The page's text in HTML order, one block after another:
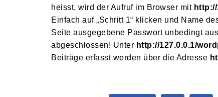
heisst, wird der Aufruf im Browser mit
Einfach auf „Schritt 1“ klicken und Name
Seite ausgegebene Passwort unbedingt
abgeschlossen! Unter http://127.0.0.1/
Beiträge erfasst werden über die Adresse